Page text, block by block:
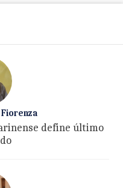
define último